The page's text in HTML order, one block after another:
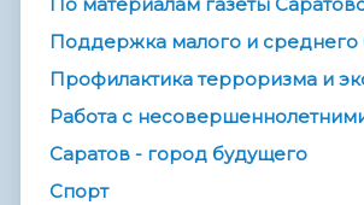
Поддержка малого и среднего
Профилактика терроризма и
Работа с
Саратов - город будущего
Спорт